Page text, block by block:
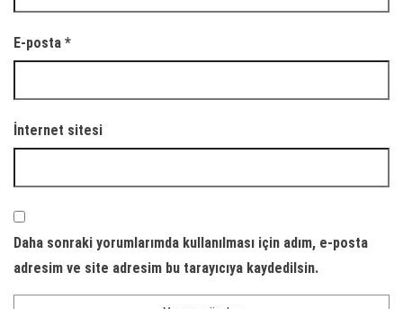
E-posta *
İnternet sitesi
Daha sonraki yorumlarımda kullanılması için adım, e-posta
adresim ve site adresim bu tarayıcıya kaydedilsin.